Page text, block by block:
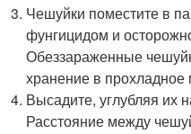
Чешуйки поместите в
фунгицидом и
Обеззараженные
хранение в прохладное
Высадите, углубляя их
Расстояние между